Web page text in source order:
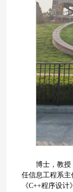
博士，教
任信息工程系
《C++程序设